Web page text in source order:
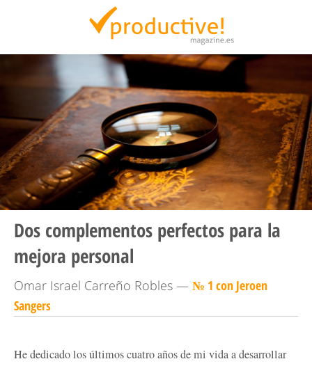
Productive Magazine
Dos complementos perfectos para la
mejora personal
Omar Israel Carreño Robles — № 1 con Jeroen
Sangers
He dedicado los últimos cuatro años de mi vida a desarrollar